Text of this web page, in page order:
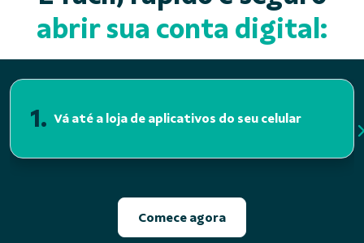
abrir sua conta digital:
1. Vá até a loja de aplicativos do seu celular
Comece agora